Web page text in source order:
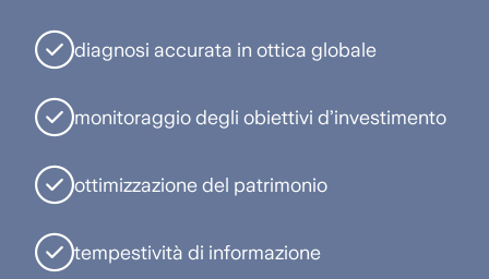
diagnosi accurata in ottica globale
monitoraggio degli obiettivi d’investimento
ottimizzazione del patrimonio
tempestività di informazione